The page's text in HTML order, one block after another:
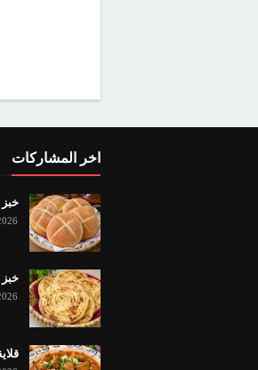
اخر المشاركات
خبز